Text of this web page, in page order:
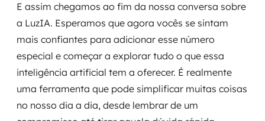
E assim chegamos ao fim da nossa conversa sobre
a LuzIA. Esperamos que agora vocês se sintam
mais confiantes para adicionar esse número
especial e começar a explorar tudo o que essa
inteligência artificial tem a oferecer. É realmente
uma ferramenta que pode simplificar muitas coisas
no nosso dia a dia, desde lembrar de um